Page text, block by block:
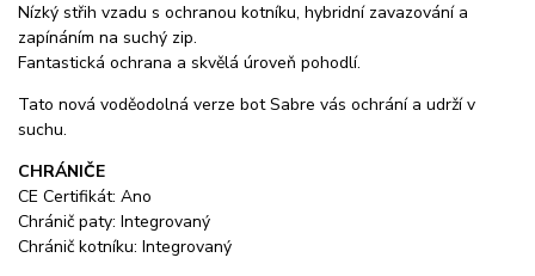
Nízký střih vzadu s ochranou kotníku, hybridní zavazování a
zapínáním na suchý zip.
Fantastická ochrana a skvělá úroveň pohodlí.
Tato nová voděodolná verze bot Sabre vás ochrání a udrží v
suchu.
CHRÁNIČE
CE Certifikát: Ano
Chránič paty: Integrovaný
Chránič kotníku: Integrovaný